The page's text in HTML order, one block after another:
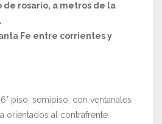
de rosario, a metros de la
Fe entre corrientes y
piso, semipiso, con ventanales
orientados al contrafrente.